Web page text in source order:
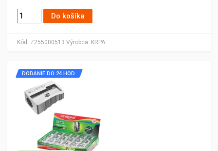
Kód: Z255000513 Výrobca: KRPA
Do košíka
DODANIE DO 24 HOD.